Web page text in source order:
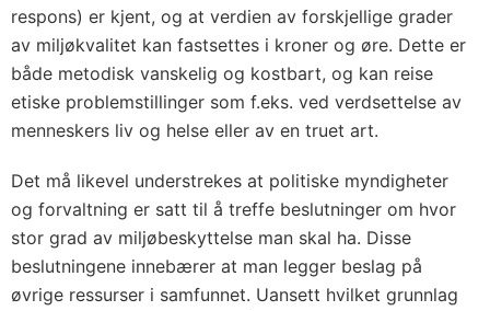
respons) er kjent, og at verdien av forskjellige grader
av miljøkvalitet kan fastsettes i kroner og øre. Dette er
både metodisk vanskelig og kostbart, og kan reise
etiske problemstillinger som f.eks. ved verdsettelse av
menneskers liv og helse eller av en truet art.
Det må likevel understrekes at politiske myndigheter
og forvaltning er satt til å treffe beslutninger om hvor
stor grad av miljøbeskyttelse man skal ha. Disse
beslutningene innebærer at man legger beslag på
øvrige ressurser i samfunnet. Uansett hvilket grunnlag